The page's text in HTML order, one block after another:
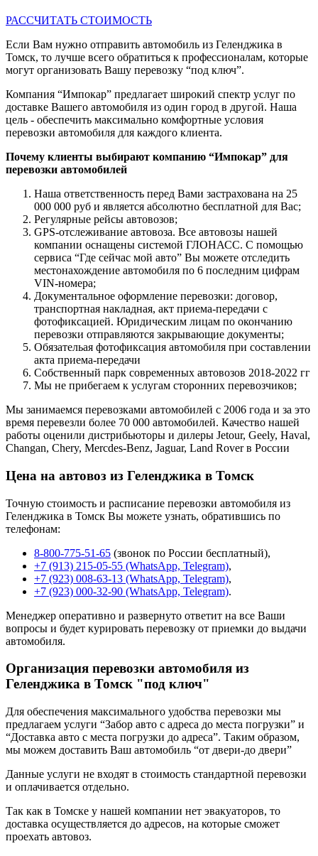
РАССЧИТАТЬ СТОИМОСТЬ
Если Вам нужно отправить автомобиль из Геленджика в
Томск, то лучше всего обратиться к профессионалам, которые
могут организовать Вашу перевозку “под ключ”.
Компания “Импокар” предлагает широкий спектр услуг по
доставке Вашего автомобиля из один город в другой. Наша
цель - обеспечить максимально комфортные условия
перевозки автомобиля для каждого клиента.
Почему клиенты выбирают компанию “Импокар” для
перевозки автомобилей
Наша ответственность перед Вами застрахована на 25
000 000 руб и является абсолютно бесплатной для Вас;
Регулярные рейсы автовозов;
GPS-отслеживание автовоза. Все автовозы нашей
компании оснащены системой ГЛОНАСС. С помощью
сервиса “Где сейчас мой авто” Вы можете отследить
местонахождение автомобиля по 6 последним цифрам
VIN-номера;
Документальное оформление перевозки: договор,
транспортная накладная, акт приема-передачи с
фотофиксацией. Юридическим лицам по окончанию
перевозки отправляются закрывающие документы;
Обязательая фотофиксация автомобиля при составлении
акта приема-передачи
Собственный парк современных автовозов 2018-2022 гг
Мы не прибегаем к услугам сторонних перевозчиков;
Мы занимаемся перевозками автомобилей с 2006 года и за это
время перевезли более 70 000 автомобилей. Качество нашей
работы оценили дистрибьюторы и дилеры Jetour, Geely, Haval,
Changan, Chery, Mercdes-Benz, Jaguar, Land Rover в России
Цена на автовоз из Геленджика в Томск
Точную стоимость и расписание перевозки автомобиля из
Геленджика в Томск Вы можете узнать, обратившись по
телефонам:
8-800-775-51-65 (звонок по России бесплатный),
+7 (913) 215-05-55 (WhatsApp, Telegram),
+7 (923) 008-63-13 (WhatsApp, Telegram),
+7 (923) 000-32-90 (WhatsApp, Telegram).
Менеджер оперативно и развернуто ответит на все Ваши
вопросы и будет курировать перевозку от приемки до выдачи
автомобиля.
Организация перевозки автомобиля из
Геленджика в Томск "под ключ"
Для обеспечения максимального удобства перевозки мы
предлагаем услуги “Забор авто с адреса до места погрузки” и
“Доставка авто с места погрузки до адреса”. Таким образом,
мы можем доставить Ваш автомобиль “от двери-до двери”
Данные услуги не входят в стоимость стандартной перевозки
и оплачивается отдельно.
Так как в Томске у нашей компании нет эвакуаторов, то
доставка осуществляется до адресов, на которые сможет
проехать автовоз.